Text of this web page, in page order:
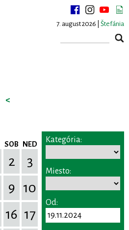
7. august 2026 | Štefánia
<
SOB NED
2
3
9 10
16 17
Kategória:
Miesto:
Od: